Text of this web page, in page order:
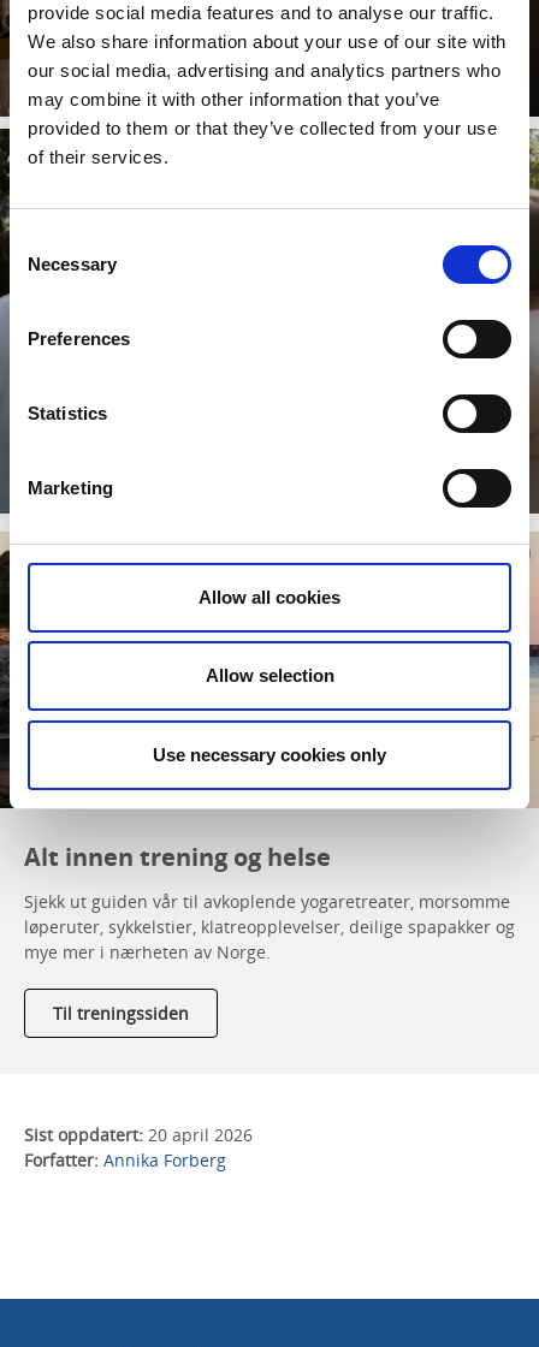
provide social media features and to analyse our traffic.
We also share information about your use of our site with
our social media, advertising and analytics partners who
may combine it with other information that you’ve
provided to them or that they’ve collected from your use
of their services.
Consent
Selection
Necessary
Preferences
Statistics
Marketing
Allow all cookies
Allow selection
Use necessary cookies only
Badstueopplevelser verdt en omvei
Slipp alt du har i hendene, pust ut og nyt!
Retreats og andre yogaopplevelser
Alt innen trening og helse
Sjekk ut guiden vår til avkoplende yogaretreater, morsomme
løperuter, sykkelstier, klatreopplevelser, deilige spapakker og
mye mer i nærheten av Norge.
Til treningssiden
Sist oppdatert: 20 april 2026
Forfatter: Annika Forberg